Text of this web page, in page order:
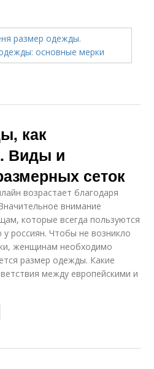
как
Виды и
сеток
возрастает благодаря
внимание
которые всегда пользуются
россиян. Чтобы не возникло
женщинам необходимо
размер одежды. Какие
между европейскими и